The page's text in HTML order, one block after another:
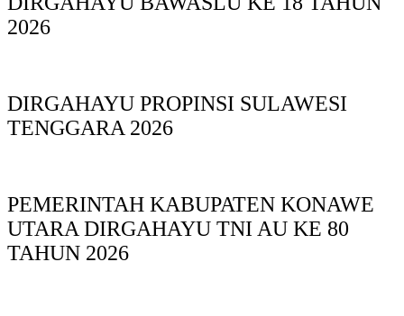
2026
DIRGAHAYU PROPINSI SULAWESI
TENGGARA 2026
PEMERINTAH KABUPATEN KONAWE
UTARA DIRGAHAYU TNI AU KE 80
TAHUN 2026